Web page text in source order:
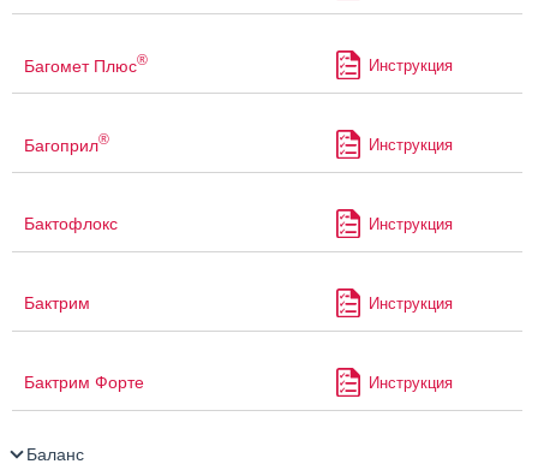
Багомет Плюс® Инструкция
Багоприл® Инструкция
Бактофлокс Инструкция
Бактрим Инструкция
Бактрим Форте Инструкция
Баланс